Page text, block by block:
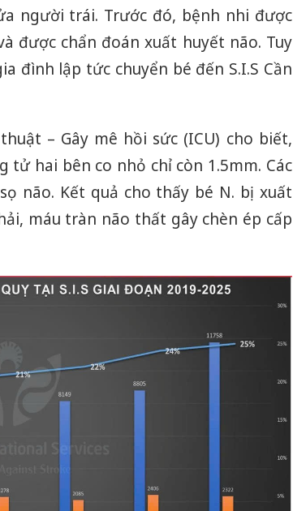
người trái. Trước đó, bệnh nhi được
được chẩn đoán xuất huyết não. Tuy
đình lập tức chuyển bé đến S.I.S Cần
– Gây mê hồi sức (ICU) cho biết,
hai bên co nhỏ chỉ còn 1.5mm. Các
não. Kết quả cho thấy bé N. bị xuất
máu tràn não thất gây chèn ép cấp